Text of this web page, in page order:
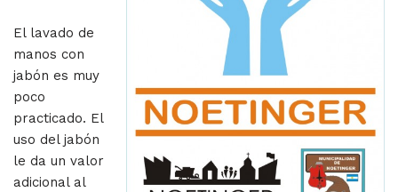
El lavado de
manos con
jabón es muy
poco
practicado. El
uso del jabón
le da un valor
adicional al